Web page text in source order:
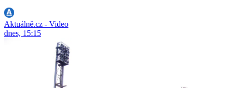
Aktuálně.cz - Video
dnes, 15:15